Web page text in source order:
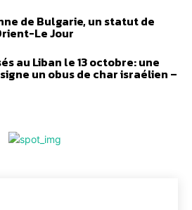
de Bulgarie, un statut de
Le Jour
au Liban le 13 octobre: une
un obus de char israélien –